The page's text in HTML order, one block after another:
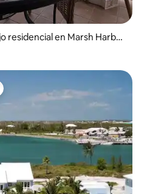
en Marsh Harbou